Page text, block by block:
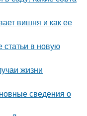
вишня и как ее
в новую
жизни
сведения о